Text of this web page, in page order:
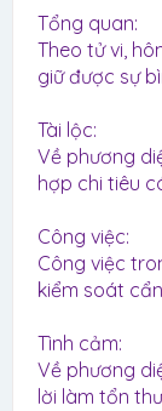
Tổng quan:
Theo tử vi,
giữ được sự
Tài lộc:
Về phương
hợp chi tiêu
Công việc:
Công việc
kiểm soát
Tình cảm:
Về phương
lời làm tổn